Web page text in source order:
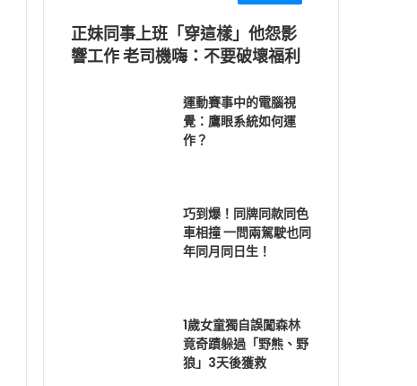
正妹同事上班「穿這樣」他怨影
響工作 老司機嗨：不要破壞福利
運動賽事中的電腦視
覺：鷹眼系統如何運
作？
巧到爆！同牌同款同色
車相撞 一問兩駕駛也同
年同月同日生！
1歲女童獨自誤闖森林
竟奇蹟躲過「野熊、野
狼」3天後獲救